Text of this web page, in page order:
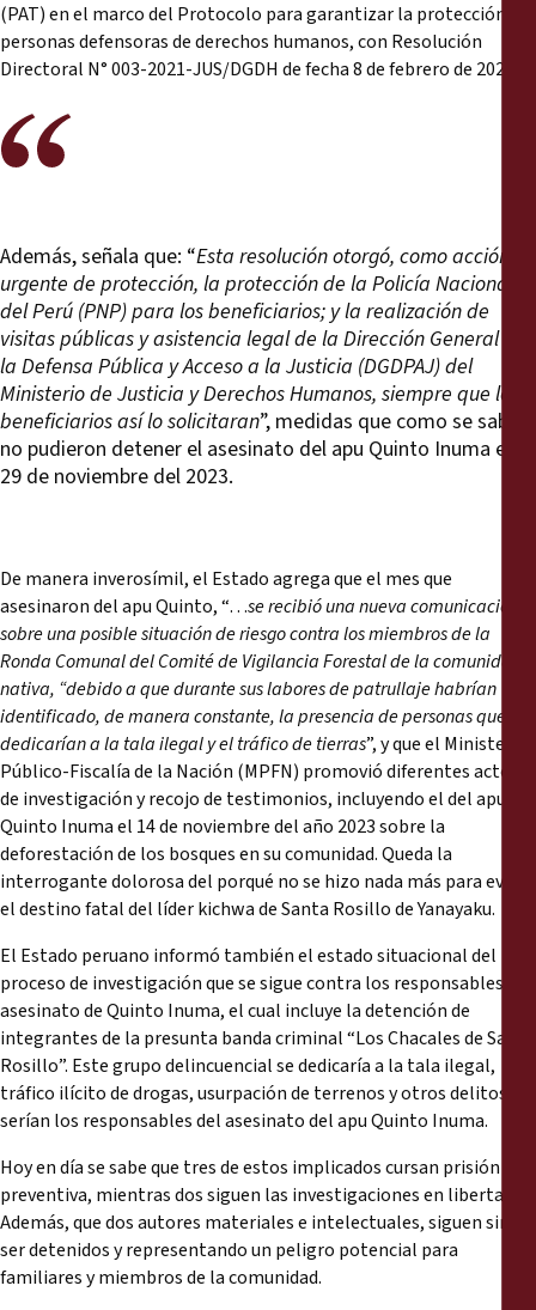
(PAT) en el marco del Protocolo para garantizar la protección de
personas defensoras de derechos humanos, con Resolución
Directoral N° 003-2021-JUS/DGDH de fecha 8 de febrero de 2021.
Además, señala que: “Esta resolución otorgó, como acción
urgente de protección, la protección de la Policía Nacional
del Perú (PNP) para los beneficiarios; y la realización de
visitas públicas y asistencia legal de la Dirección General de
la Defensa Pública y Acceso a la Justicia (DGDPAJ) del
Ministerio de Justicia y Derechos Humanos, siempre que los
beneficiarios así lo solicitaran”, medidas que como se sabe,
no pudieron detener el asesinato del apu Quinto Inuma el
29 de noviembre del 2023.
De manera inverosímil, el Estado agrega que el mes que
asesinaron del apu Quinto, “…se recibió una nueva comunicación
sobre una posible situación de riesgo contra los miembros de la
Ronda Comunal del Comité de Vigilancia Forestal de la comunidad
nativa, “debido a que durante sus labores de patrullaje habrían
identificado, de manera constante, la presencia de personas que se
dedicarían a la tala ilegal y el tráfico de tierras”, y que el Ministerio
Público-Fiscalía de la Nación (MPFN) promovió diferentes actos
de investigación y recojo de testimonios, incluyendo el del apu
Quinto Inuma el 14 de noviembre del año 2023 sobre la
deforestación de los bosques en su comunidad. Queda la
interrogante dolorosa del porqué no se hizo nada más para evitar
el destino fatal del líder kichwa de Santa Rosillo de Yanayaku.
El Estado peruano informó también el estado situacional del
proceso de investigación que se sigue contra los responsables del
asesinato de Quinto Inuma, el cual incluye la detención de
integrantes de la presunta banda criminal “Los Chacales de Santa
Rosillo”. Este grupo delincuencial se dedicaría a la tala ilegal,
tráfico ilícito de drogas, usurpación de terrenos y otros delitos, y
serían los responsables del asesinato del apu Quinto Inuma.
Hoy en día se sabe que tres de estos implicados cursan prisión
preventiva, mientras dos siguen las investigaciones en libertad.
Además, que dos autores materiales e intelectuales, siguen sin
ser detenidos y representando un peligro potencial para
familiares y miembros de la comunidad.